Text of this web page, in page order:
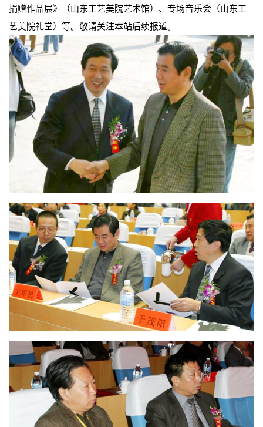
捐赠作品展》（山东工艺美院艺术馆）、专场音乐会（山东工
艺美院礼堂）等。敬请关注本站后续报道。